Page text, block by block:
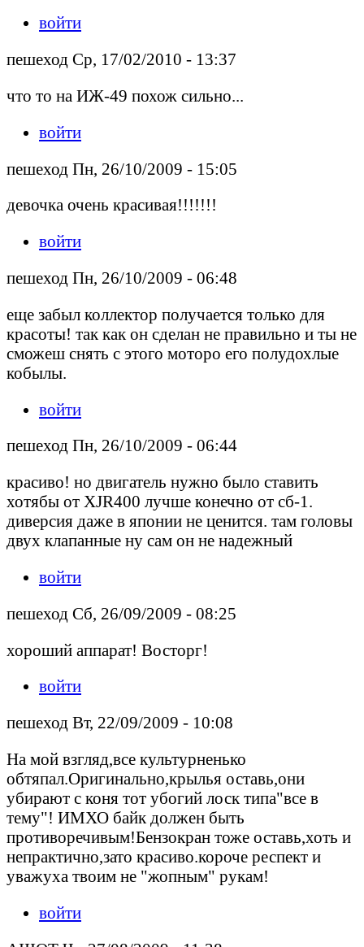
войти
пешеход Ср, 17/02/2010 - 13:37
что то на ИЖ-49 похож сильно...
войти
пешеход Пн, 26/10/2009 - 15:05
девочка очень красивая!!!!!!!
войти
пешеход Пн, 26/10/2009 - 06:48
еще забыл коллектор получается только для
красоты! так как он сделан не правильно и ты не
сможеш снять с этого моторо его полудохлые
кобылы.
войти
пешеход Пн, 26/10/2009 - 06:44
красиво! но двигатель нужно было ставить
хотябы от XJR400 лучше конечно от сб-1.
диверсия даже в японии не ценится. там головы
двух клапанные ну сам он не надежный
войти
пешеход Сб, 26/09/2009 - 08:25
хороший аппарат! Восторг!
войти
пешеход Вт, 22/09/2009 - 10:08
На мой взгляд,все культурненько
обтяпал.Оригинально,крылья оставь,они
убирают с коня тот убогий лоск типа"все в
тему"! ИМХО байк должен быть
противоречивым!Бензокран тоже оставь,хоть и
непрактично,зато красиво.короче респект и
уважуха твоим не "жопным" рукам!
войти